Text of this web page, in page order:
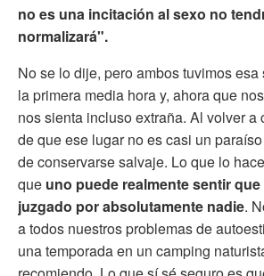
no es una incitación al sexo no
normalizará".
No se lo dije, pero ambos tuvimos
la primera media hora y, ahora que
nos sienta incluso extraña. Al volver a
de que ese lugar no es casi un
de conservarse salvaje. Lo que lo
que uno puede realmente sentir
juzgado por absolutamente nadie.
a todos nuestros problemas de
una temporada en un camping